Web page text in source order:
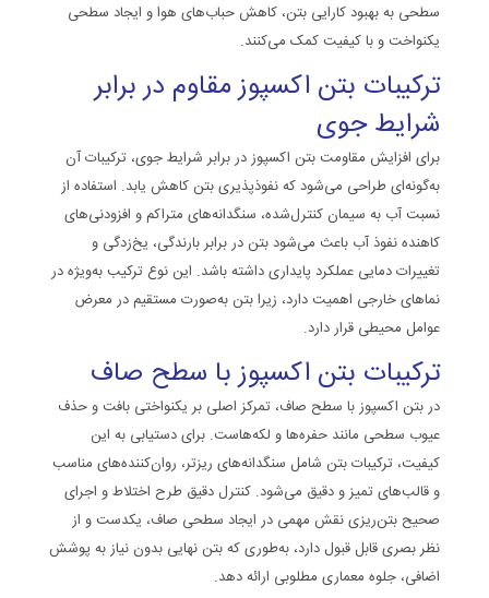
سطحی به بهبود کارایی بتن، کاهش حباب‌های هوا و ایجاد سطحی
یکنواخت و با کیفیت کمک می‌کنند.
ترکیبات بتن اکسپوز مقاوم در برابر
شرایط جوی
برای افزایش مقاومت بتن اکسپوز در برابر شرایط جوی، ترکیبات آن
به‌گونه‌ای طراحی می‌شود که نفوذپذیری بتن کاهش یابد. استفاده از
نسبت آب به سیمان کنترل‌شده، سنگدانه‌های متراکم و افزودنی‌های
کاهنده نفوذ آب باعث می‌شود بتن در برابر بارندگی، یخ‌زدگی و
تغییرات دمایی عملکرد پایداری داشته باشد. این نوع ترکیب به‌ویژه در
نماهای خارجی اهمیت دارد، زیرا بتن به‌صورت مستقیم در معرض
عوامل محیطی قرار دارد.
ترکیبات بتن اکسپوز با سطح صاف
در بتن اکسپوز با سطح صاف، تمرکز اصلی بر یکنواختی بافت و حذف
عیوب سطحی مانند حفره‌ها و لکه‌هاست. برای دستیابی به این
کیفیت، ترکیبات بتن شامل سنگدانه‌های ریزتر، روان‌کننده‌های مناسب
و قالب‌های تمیز و دقیق می‌شود. کنترل دقیق طرح اختلاط و اجرای
صحیح بتن‌ریزی نقش مهمی در ایجاد سطحی صاف، یکدست و از
نظر بصری قابل قبول دارد، به‌طوری که بتن نهایی بدون نیاز به پوشش
اضافی، جلوه معماری مطلوبی ارائه دهد.